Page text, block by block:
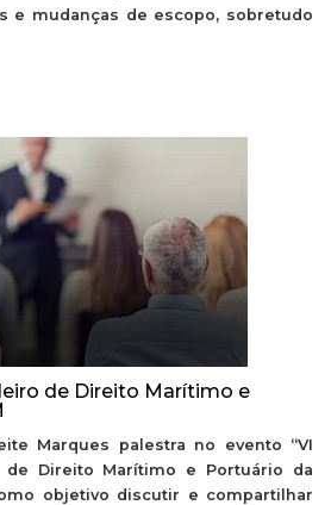
e mudanças de escopo, sobretudo
de Direito Marítimo e
Marques palestra no evento “VI
de Direito Marítimo e Portuário da
objetivo discutir e compartilhar